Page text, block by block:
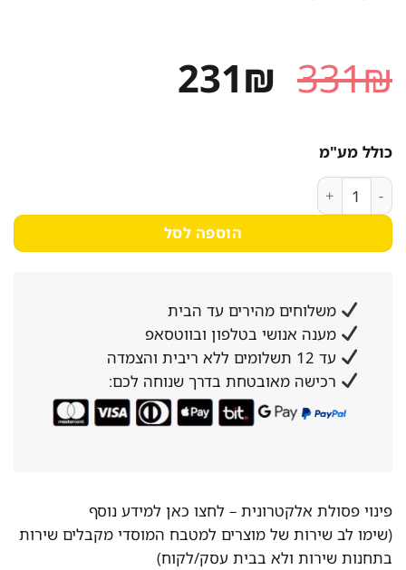
331₪ המחיר
231₪ המחיר
כולל מע"מ
כמות של כיסוי בד מהודר לפלטת שבת – צבע שמנת
הוספה לסל
משלוחים מהירים עד הבית
מענה אנושי בטלפון ובווטסאפ
עד 12 תשלומים ללא ריבית והצמדה
רכישה מאובטחת בדרך שנוחה לכם:
פינוי פסולת אלקטרונית – לחצו כאן למידע נוסף
(שימו לב שירות של מוצרים למטבח המוסדי מקבלים שירות
בתחנות שירות ולא בבית עסק/לקוח)